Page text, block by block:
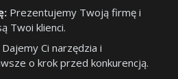
Prezentujemy Twoją firmę i
Twoi klienci.
Dajemy Ci narzędzia i
o krok przed konkurencją.